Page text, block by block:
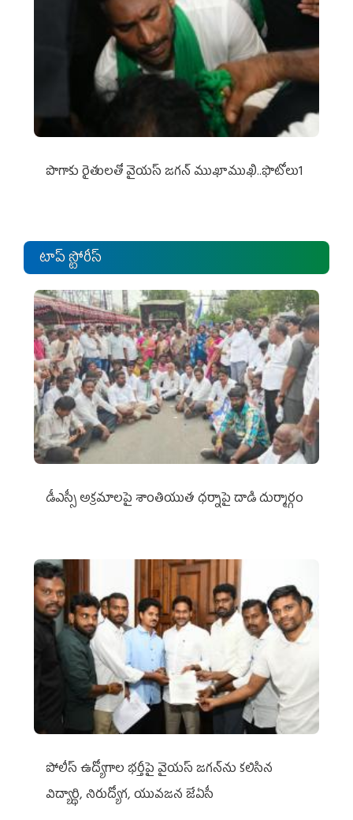
పొగాకు రైతుల‌తో వైయ‌స్ జ‌గ‌న్ ముఖాముఖి..ఫొటోలు1
టాప్ స్టోరీస్
డీఎస్సీ అక్రమాలపై శాంతియుత ధర్నాపై దాడి దుర్మార్గం
పోలీస్ ఉద్యోగాల భర్తీపై వైయస్ జగన్‌ను కలిసిన
విద్యార్థి, నిరుద్యోగ, యువజన జేఏసీ